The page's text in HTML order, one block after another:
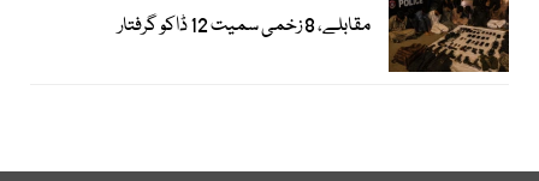
مقابلے، 8 زخمی سمیت 12 ڈاکو گرفتار